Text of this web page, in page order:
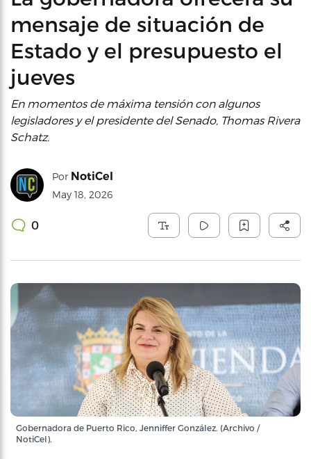
mensaje de situación de
Estado y el presupuesto el
jueves
En momentos de máxima tensión con algunos
legisladores y el presidente del Senado, Thomas Rivera
Schatz.
Por NotiCel
May 18, 2026
0
Gobernadora de Puerto Rico, Jenniffer González. (Archivo /
NotiCel).